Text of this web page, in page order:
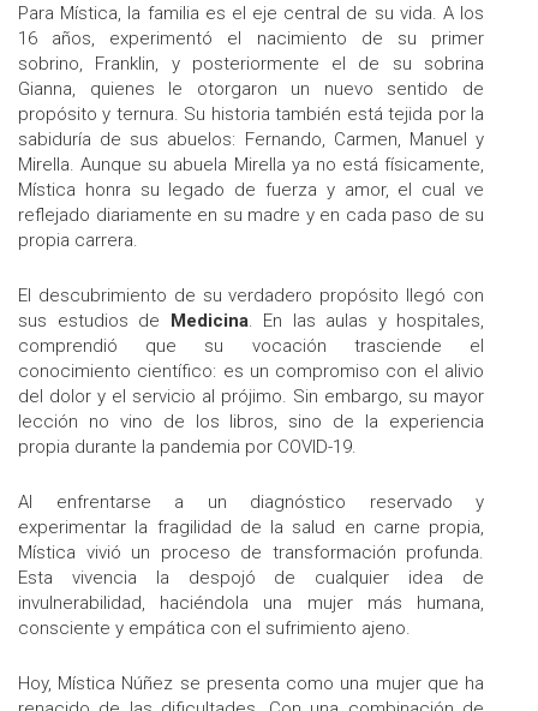
Para Mística, la familia es el eje central de su vida. A los
16 años, experimentó el nacimiento de su primer
sobrino, Franklin, y posteriormente el de su sobrina
Gianna, quienes le otorgaron un nuevo sentido de
propósito y ternura. Su historia también está tejida por la
sabiduría de sus abuelos: Fernando, Carmen, Manuel y
Mirella. Aunque su abuela Mirella ya no está físicamente,
Mística honra su legado de fuerza y amor, el cual ve
reflejado diariamente en su madre y en cada paso de su
propia carrera.
El descubrimiento de su verdadero propósito llegó con
sus estudios de Medicina. En las aulas y hospitales,
comprendió que su vocación trasciende el
conocimiento científico: es un compromiso con el alivio
del dolor y el servicio al prójimo. Sin embargo, su mayor
lección no vino de los libros, sino de la experiencia
propia durante la pandemia por COVID-19.
Al enfrentarse a un diagnóstico reservado y
experimentar la fragilidad de la salud en carne propia,
Mística vivió un proceso de transformación profunda.
Esta vivencia la despojó de cualquier idea de
invulnerabilidad, haciéndola una mujer más humana,
consciente y empática con el sufrimiento ajeno.
Hoy, Mística Núñez se presenta como una mujer que ha